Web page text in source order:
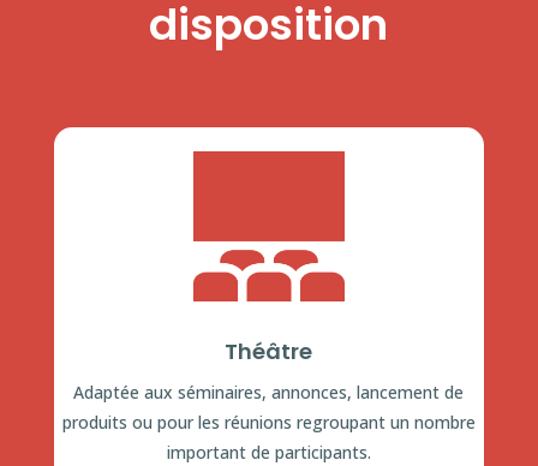
disposition
Théâtre
Adaptée aux séminaires, annonces, lancement de
produits ou pour les réunions regroupant un nombre
important de participants.